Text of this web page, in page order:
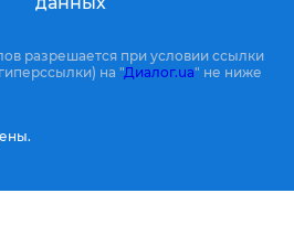
разрешается при условии ссылки
на "Диалог.ua" не ниже